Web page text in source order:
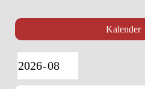
Kalender